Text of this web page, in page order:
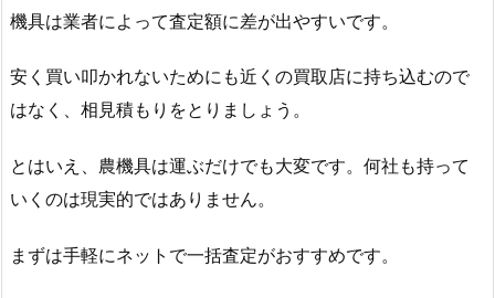
機具は業者によって査定額に差が出やすいです。
安く買い叩かれないためにも近くの買取店に持ち込むので
はなく、相見積もりをとりましょう。
とはいえ、農機具は運ぶだけでも大変です。何社も持って
いくのは現実的ではありません。
まずは手軽にネットで一括査定がおすすめです。